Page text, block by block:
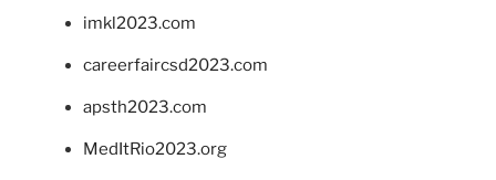
imkl2023.com
careerfaircsd2023.com
apsth2023.com
MedItRio2023.org